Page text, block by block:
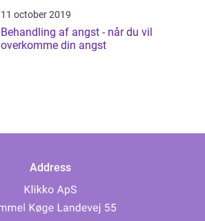
11 october 2019
Behandling af angst - når du vil
overkomme din angst
Address